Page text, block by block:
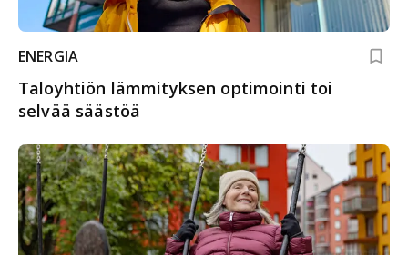
ENERGIA
Taloyhtiön lämmityksen optimointi toi
selvää säästöä